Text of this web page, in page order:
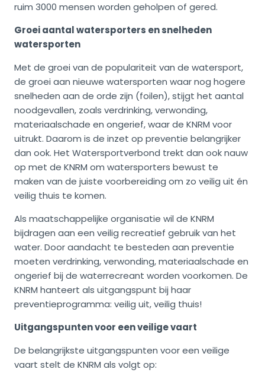
ruim 3000 mensen worden geholpen of gered.
Groei aantal watersporters en snelheden
watersporten
Met de groei van de populariteit van de watersport,
de groei aan nieuwe watersporten waar nog hogere
snelheden aan de orde zijn (foilen), stijgt het aantal
noodgevallen, zoals verdrinking, verwonding,
materiaalschade en ongerief, waar de KNRM voor
uitrukt. Daarom is de inzet op preventie belangrijker
dan ook. Het Watersportverbond trekt dan ook nauw
op met de KNRM om watersporters bewust te
maken van de juiste voorbereiding om zo veilig uit én
veilig thuis te komen.
Als maatschappelijke organisatie wil de KNRM
bijdragen aan een veilig recreatief gebruik van het
water. Door aandacht te besteden aan preventie
moeten verdrinking, verwonding, materiaalschade en
ongerief bij de waterrecreant worden voorkomen. De
KNRM hanteert als uitgangspunt bij haar
preventieprogramma: veilig uit, veilig thuis!
Uitgangspunten voor een veilige vaart
De belangrijkste uitgangspunten voor een veilige
vaart stelt de KNRM als volgt op: